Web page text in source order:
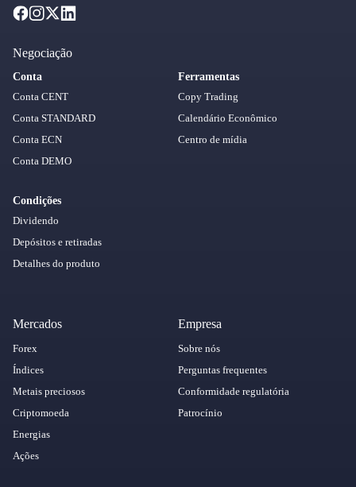
Negociação
Conta
Conta CENT
Conta STANDARD
Conta ECN
Conta DEMO
Condições
Dividendo
Depósitos e retiradas
Detalhes do produto
Ferramentas
Copy Trading
Calendário Econômico
Centro de mídia
Mercados
Forex
Índices
Metais preciosos
Criptomoeda
Energias
Ações
Empresa
Sobre nós
Perguntas frequentes
Conformidade regulatória
Patrocínio